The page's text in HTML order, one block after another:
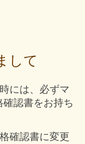
して
には、必ずマ
認書をお持ち
確認書に変更